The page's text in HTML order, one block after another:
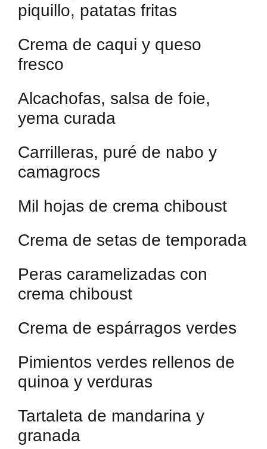
piquillo, patatas fritas
Crema de caqui y queso
fresco
Alcachofas, salsa de foie,
yema curada
Carrilleras, puré de nabo y
camagrocs
Mil hojas de crema chiboust
Crema de setas de temporada
Peras caramelizadas con
crema chiboust
Crema de espárragos verdes
Pimientos verdes rellenos de
quinoa y verduras
Tartaleta de mandarina y
granada